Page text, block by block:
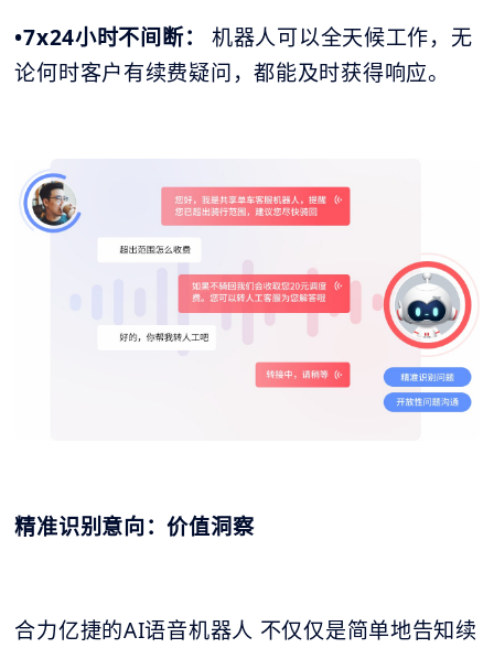
•7x24小时不间断：机器人可以全天候工作，无
论何时客户有续费疑问，都能及时获得响应。
精准识别意向：价值洞察
合力亿捷的AI语音机器人 不仅仅是简单地告知续